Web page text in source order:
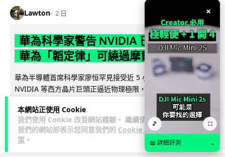
本網站正使用 Cookie
我們使用 Cookie 改善網站體驗。 繼續使用
我們的網站即表示您同意我們的 Cookie 政
策 。
Lawton 2 日
華為科學家警告 NVIDIA 已近物理極限
華為「韜定律」可繞過摩爾定律瓶頸
華為半導體首席科學家廖恒罕見接受近 5 小時專訪，警告
NVIDIA 等西方晶片巨頭正逼近物理極限，傳統製程升級已失經
1,593 602 ↗ 分享
×
🎵 ⛶
📖 詳細評測 →